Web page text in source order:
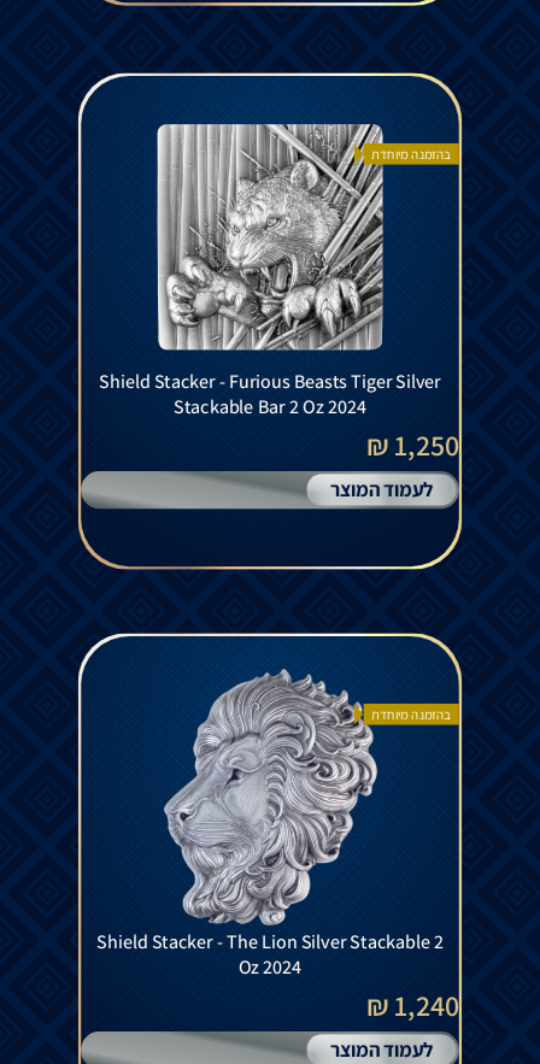
בהזמנה מיוחדת
Shield Stacker - Furious Beasts Tiger Silver
Stackable Bar 2 Oz 2024
1,250 ₪
לעמוד המוצר
בהזמנה מיוחדת
Shield Stacker - The Lion Silver Stackable 2
Oz 2024
1,240 ₪
לעמוד המוצר